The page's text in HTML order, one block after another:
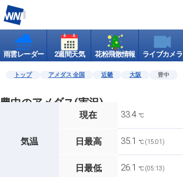
雨雲レーダー 2週間天気 花粉飛散情報 ライブカメラ
トップ アメダス 全国 近畿 大阪 豊中
豊中のアメダス(実況)
気温
現在 33.4 ℃
日最高 35.1 ℃ (15:01)
日最低 26.1 ℃ (05:13)